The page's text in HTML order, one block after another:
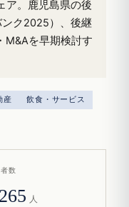
ア。鹿児島県の後
ク2025）、後継
M&Aを早期検討す
産 飲食・サービス
数
人